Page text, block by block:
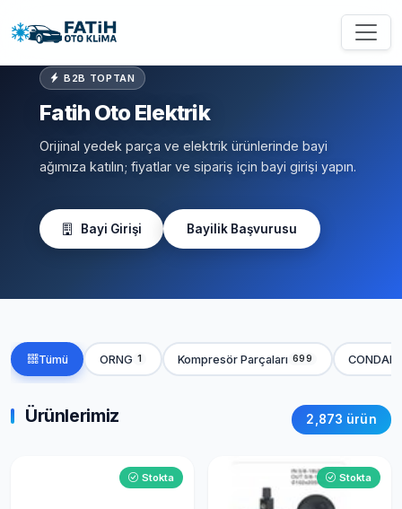
B2B TOPTAN
Fatih Oto Elektrik
Orijinal yedek parça ve elektrik ürünlerinde bayi
ağımıza katılın; fiyatlar ve sipariş için bayi girişi yapın.
Bayi Girişi Bayilik Başvurusu
Tümü ORNG 1 Kompresör Parçaları 699
Ürünlerimiz 2,873 ürün
Stokta Stokta